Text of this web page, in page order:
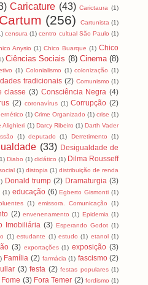
Caricature (43) Carictaura (1)
Cartum (256) Cartunista (1)
censura (1) centro cultual São Paulo (1)
Anysio (1) Chico Buarque (1) Chico
Ciências Sociais (8) Cinema (8)
(1) Colonialismo (1) colonização (1)
tradicionais (2) Comunismo (1)
classe (3) Consciência Negra (4)
(2) coronavírus (1) Corrupção (2)
(1) Crime Organizado (1) crise (1)
Alighieri (1) Darcy Ribeiro (1) Darth Vader
(1) deputado (1) Derretimento (1)
(33) Desigualdade de
Diabo (1) didático (1) Dilma Rousseff
(1) distopia (1) distribuição de renda
Donald trump (2) Dramaturgia (3)
(1) educação (6) Egberto Gismonti (1)
(1) emissora. Comunicação (1)
(2) envenenamento (1) Epidemia (1)
Imobiliária (3) Esperando Godot (1)
(1) estudante (1) estudo (1) etanol (1)
(3) exportações (1) exposição (3)
Família (2) farmácia (1) fascismo (2)
(3) festa (2) festas populares (1)
Fome (3) Fora Temer (2) fordismo (1)